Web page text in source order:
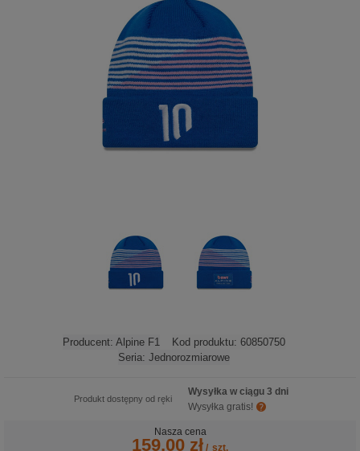
Producent: Alpine F1 Kod produktu: 60850750
Seria: Jednorozmiarowe
Produkt dostępny od ręki
Wysyłka w ciągu 3 dni
Wysyłka gratis!
Nasza cena
159,00 zł / szt.